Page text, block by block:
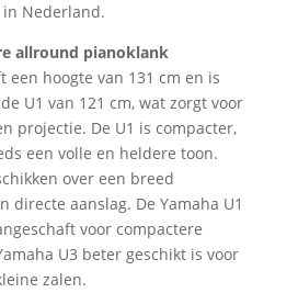
Nederland.
allround pianoklank
een hoogte van 131 cm en is
U1 van 121 cm, wat zorgt voor
projectie. De U1 is compacter,
een volle en heldere toon.
over een breed
directe aanslag. De Yamaha U1
voor compactere
U3 beter geschikt is voor
zalen.